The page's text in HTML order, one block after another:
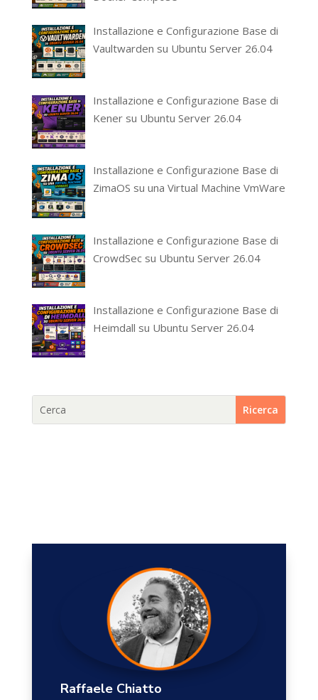
Installazione e Configurazione Base di
Vaultwarden su Ubuntu Server 26.04
Installazione e Configurazione Base di
Kener su Ubuntu Server 26.04
Installazione e Configurazione Base di
ZimaOS su una Virtual Machine VmWare
Installazione e Configurazione Base di
CrowdSec su Ubuntu Server 26.04
Installazione e Configurazione Base di
Heimdall su Ubuntu Server 26.04
Raffaele Chiatto